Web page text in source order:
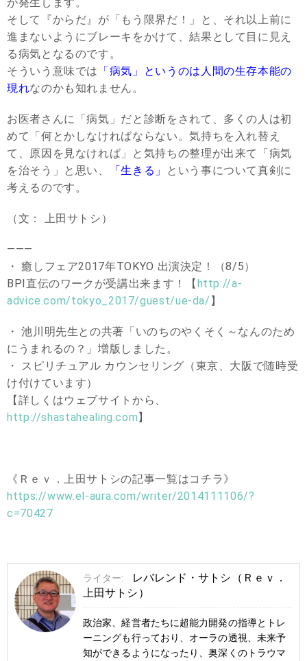
そして『からだ』が「もう限界だ！」と、それ以上前に
進まないようにブレーキをかけて、結果として目に見え
る病気となるのです。
そういう意味では 「病気」というのは人間の生存本能の
現れなのかも知れません。
お医者さんに「病気」だと診断をされて、多くの人は初
めて「何とかしなければならない。気持ちを入れ替え
て、原因を見なければ」と気持ちの整理が出来て「病気
を治そう」と思い、
「生きる」
という事について真剣に
考えるのです。
（文： 上田サトシ）
———
・ 癒しフェア2017年TOKYO 出演決定！（8/5）
BPI直伝のワークが受講出来ます！【http://a-
advice.com/tokyo_2017/guest/ue-da/ 】
・ 池川明先生との共著「いのちのやくそく～なんのため
にうまれるの？」増版しました。
・ スピリチュアル カウンセリング（東京、大阪で随時受
け付けています）
【詳しくはウェブサイトから、
http://shastahealing.com】
《Ｒｅｖ．上田サトシの記事一覧はコチラ》
https://www.el-aura.com/writer/2014111106/?
c=70427
ライター:
レバレンド・サトシ（Ｒｅｖ．
上田サトシ）
政治家、経営者たちに超能力開発の指導とトレ
ーニングも行っており、オーラの透視、未来予
知ができるようになったり、奥深くのトラウマ